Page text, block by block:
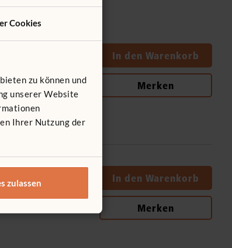
Cookies
zu können und
unserer Website
Ihrer Nutzung der
zulassen
In den Warenkorb
Merken
In den Warenkorb
Merken